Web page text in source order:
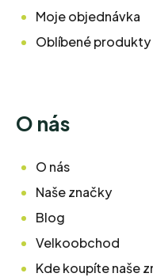
Moje objednávka
Oblíbené produkty
O nás
O nás
Naše značky
Blog
Velkoobchod
Kde koupíte naše